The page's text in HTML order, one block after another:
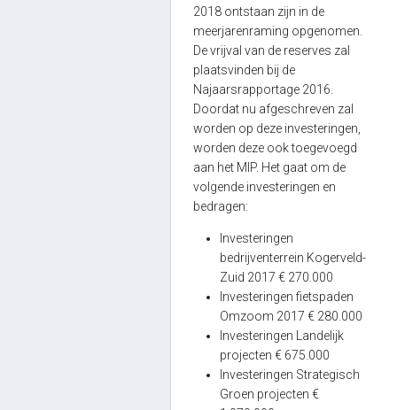
2018 ontstaan zijn in de
meerjarenraming opgenomen.
De vrijval van de reserves zal
plaatsvinden bij de
Najaarsrapportage 2016.
Doordat nu afgeschreven zal
worden op deze investeringen,
worden deze ook toegevoegd
aan het MIP. Het gaat om de
volgende investeringen en
bedragen:
Investeringen
bedrijventerrein Kogerveld-
Zuid 2017 € 270.000
Investeringen fietspaden
Omzoom 2017 € 280.000
Investeringen Landelijk
projecten € 675.000
Investeringen Strategisch
Groen projecten €